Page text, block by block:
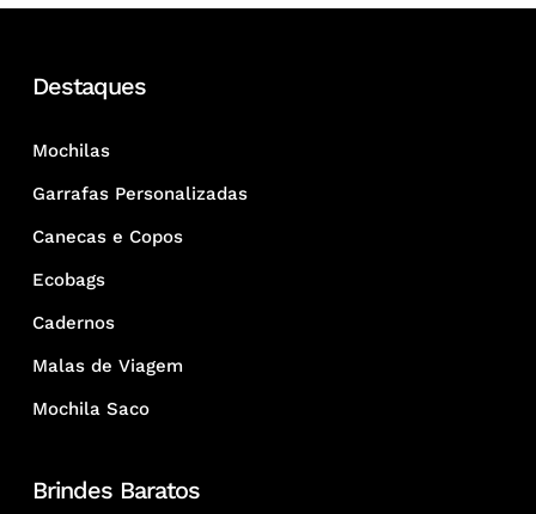
Destaques
Mochilas
Garrafas Personalizadas
Canecas e Copos
Ecobags
Cadernos
Malas de Viagem
Mochila Saco
Brindes Baratos